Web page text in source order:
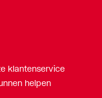
klantenservice
helpen